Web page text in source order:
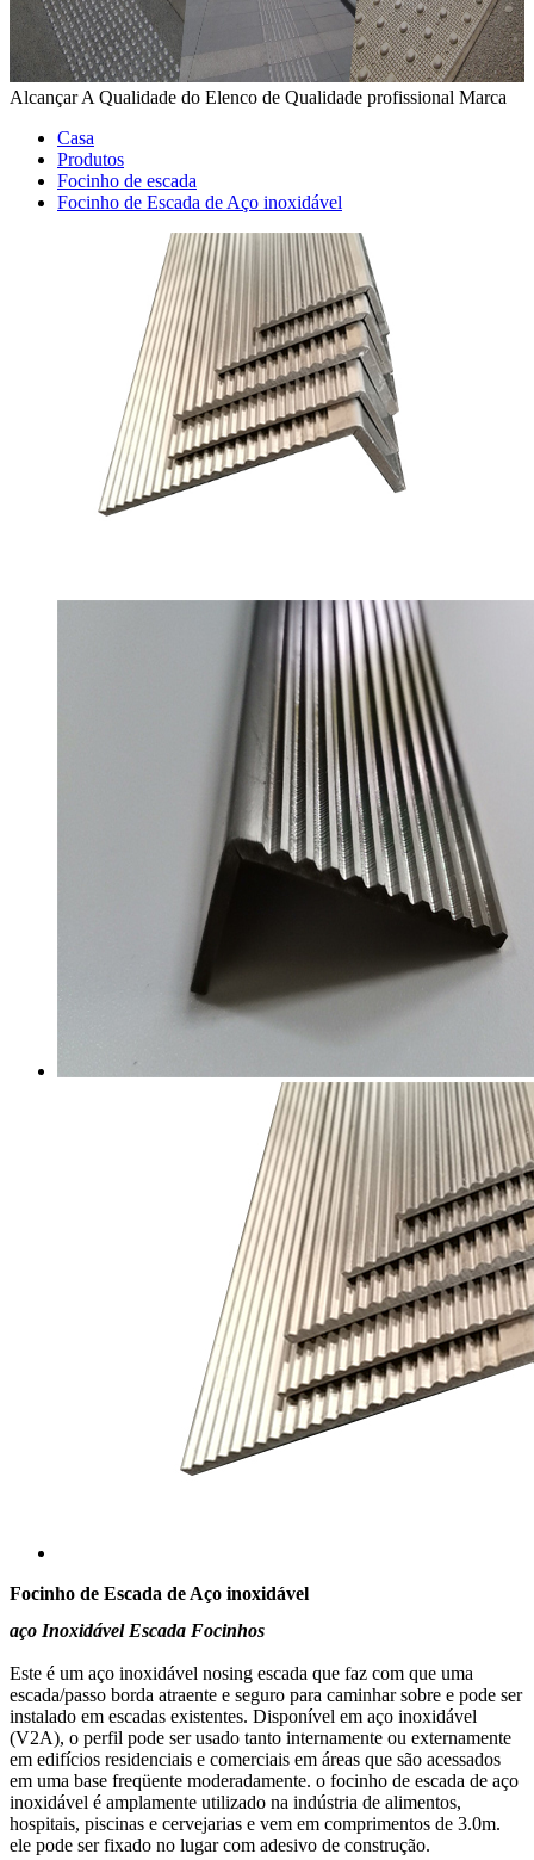
Alcançar A Qualidade do Elenco de Qualidade profissional Marca
Casa
Produtos
Focinho de escada
Focinho de Escada de Aço inoxidável
Focinho de Escada de Aço inoxidável
aço Inoxidável Escada Focinhos
Este é um aço inoxidável nosing escada que faz com que uma
escada/passo borda atraente e seguro para caminhar sobre e pode ser
instalado em escadas existentes. Disponível em aço inoxidável
(V2A), o perfil pode ser usado tanto internamente ou externamente
em edifícios residenciais e comerciais em áreas que são acessados
em uma base freqüente moderadamente. o focinho de escada de aço
inoxidável é amplamente utilizado na indústria de alimentos,
hospitais, piscinas e cervejarias e vem em comprimentos de 3.0m.
ele pode ser fixado no lugar com adesivo de construção.